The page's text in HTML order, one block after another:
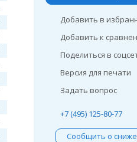
Добавить в
Добавить к
Поделиться в
Версия для печати
Задать вопрос
+7 (495) 125-80-77
Сообщить о